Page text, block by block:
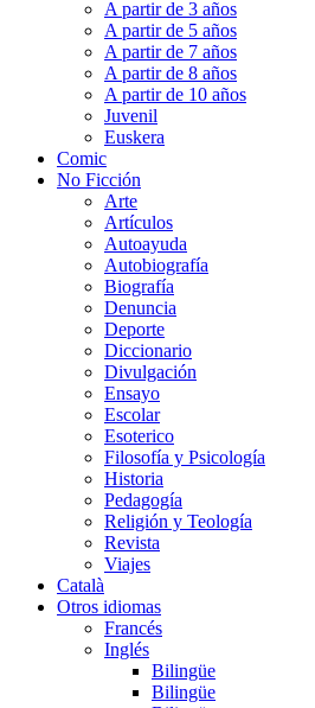
A partir de 3 años
A partir de 5 años
A partir de 7 años
A partir de 8 años
A partir de 10 años
Juvenil
Euskera
Comic
No Ficción
Arte
Artículos
Autoayuda
Autobiografía
Biografía
Denuncia
Deporte
Diccionario
Divulgación
Ensayo
Escolar
Esoterico
Filosofía y Psicología
Historia
Pedagogía
Religión y Teología
Revista
Viajes
Català
Otros idiomas
Francés
Inglés
Bilingüe
Bilingüe